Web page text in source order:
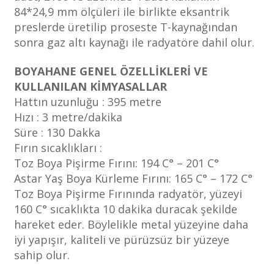
84*24,9 mm ölçüleri ile birlikte eksantrik
preslerde üretilip proseste T-kaynağından
sonra gaz altı kaynağı ile radyatöre dahil olur.
BOYAHANE GENEL ÖZELLİKLERİ VE
KULLANILAN KİMYASALLAR
Hattın uzunluğu : 395 metre
Hızı : 3 metre/dakika
Süre : 130 Dakka
Fırın sıcaklıkları :
Toz Boya Pişirme Fırını: 194 C° – 201 C°
Astar Yaş Boya Kürleme Fırını: 165 C° – 172 C°
Toz Boya Pişirme Fırınında radyatör, yüzeyi
160 C° sıcaklıkta 10 dakika duracak şekilde
hareket eder. Böylelikle metal yüzeyine daha
iyi yapışır, kaliteli ve pürüzsüz bir yüzeye
sahip olur.